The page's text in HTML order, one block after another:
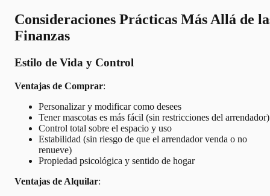
Consideraciones Prácticas Más Allá de
Finanzas
Estilo de Vida y Control
Ventajas de Comprar:
Personalizar y modificar como desees
Tener mascotas es más fácil (sin restricciones del arrendador)
Control total sobre el espacio y uso
Estabilidad (sin riesgo de que el arrendador venda o no
renueve)
Propiedad psicológica y sentido de hogar
Ventajas de Alquilar: